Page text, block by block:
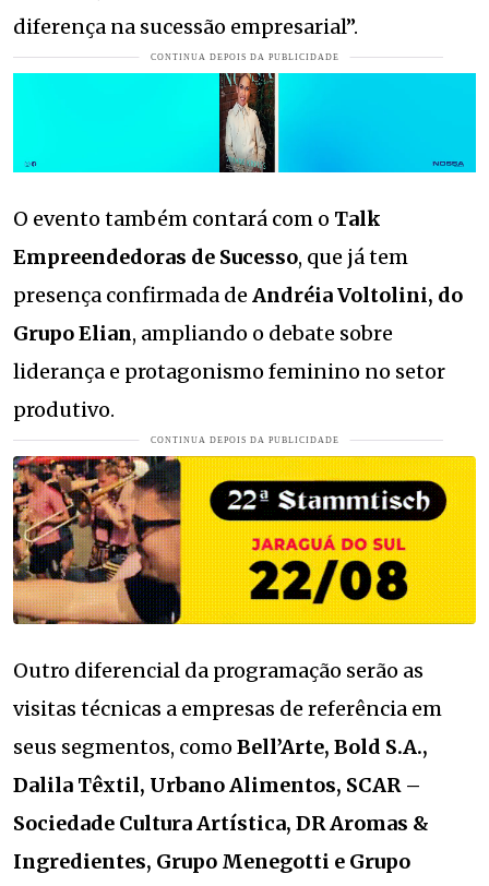
diferença na sucessão empresarial”.
O evento também contará com o Talk
Empreendedoras de Sucesso, que já tem
presença confirmada de Andréia Voltolini, do
Grupo Elian, ampliando o debate sobre
liderança e protagonismo feminino no setor
produtivo.
Outro diferencial da programação serão as
visitas técnicas a empresas de referência em
seus segmentos, como Bell’Arte, Bold S.A.,
Dalila Têxtil, Urbano Alimentos, SCAR –
Sociedade Cultura Artística, DR Aromas &
Ingredientes, Grupo Menegotti e Grupo